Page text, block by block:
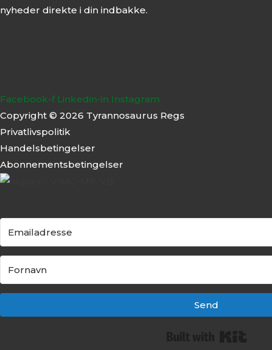
nyheder direkte i din indbakke.
Facebook-f Linkedin-in Instagram
Copyright © 2026 Tyrannosaurus Regs
Privatlivspolitik
Handelsbetingelser
Abonnementsbetingelser
Send